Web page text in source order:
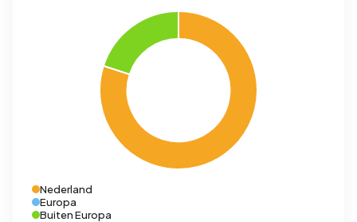
Nederland
Europa
Buiten Europa